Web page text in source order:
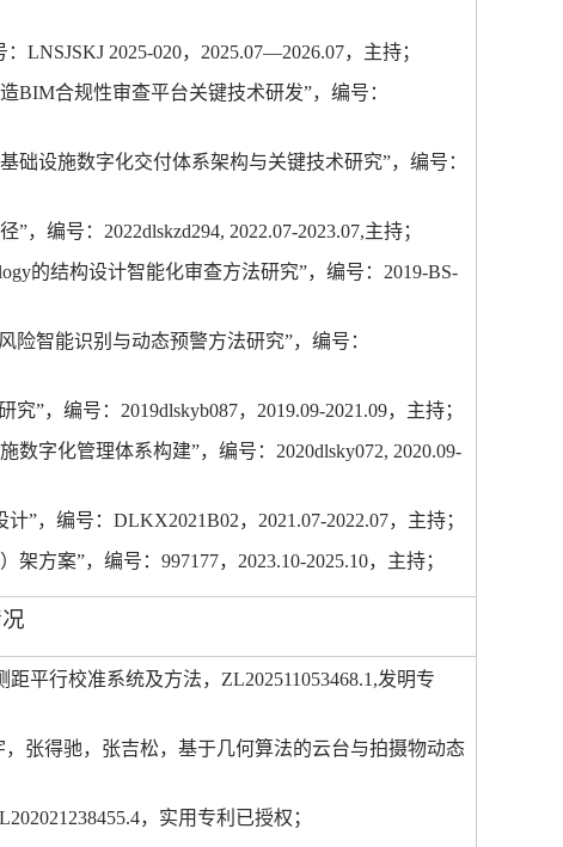
LNSJSKJ 2025-020， 2025.07—2026.07，主持；
BIM合规性审查平台关键技术研发”，编号：
设施数字化交付体系架构与关键技术研究”，编号：
”，编号： 2022dlskzd294, 2022.07-2023.07,主持；
的结构设计智能化审查方法研究”，编号： 2019-BS-
险智能识别与动态预警方法研究”，编号：
究”，编号： 2019dlskyb087， 2019.09-2021.09，主持；
数字化管理体系构建”，编号： 2020dlsky072, 2020.09-
”，编号： DLKX2021B02， 2021.07-2022.07，主持；
架方案”，编号： 997177， 2023.10-2025.10，主持；
平行校准系统及方法， ZL202511053468.1,发明专
张得驰，张吉松，基于几何算法的云台与拍摄物动态
，实用专利已授权；